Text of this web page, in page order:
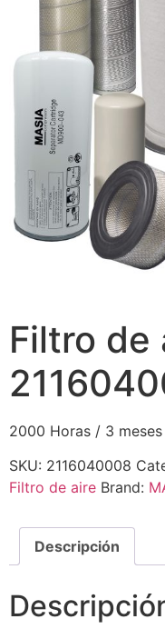
Filtro de
2000 Horas / 3 meses
SKU: 2116040008
Filtro de aire Brand:
Descripción